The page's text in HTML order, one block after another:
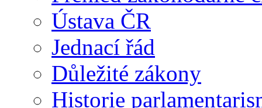
Ústava ČR
Jednací řád
Důležité zákony
Historie